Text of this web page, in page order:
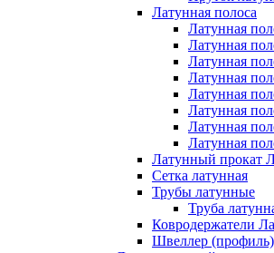
Латунная полоса
Латунная
Латунная
Латунная
Латунная
Латунная
Латунная
Латунная
Латунная
Латунный прокат
Сетка латунная
Трубы латунные
Труба
Ковродержатели
Швеллер